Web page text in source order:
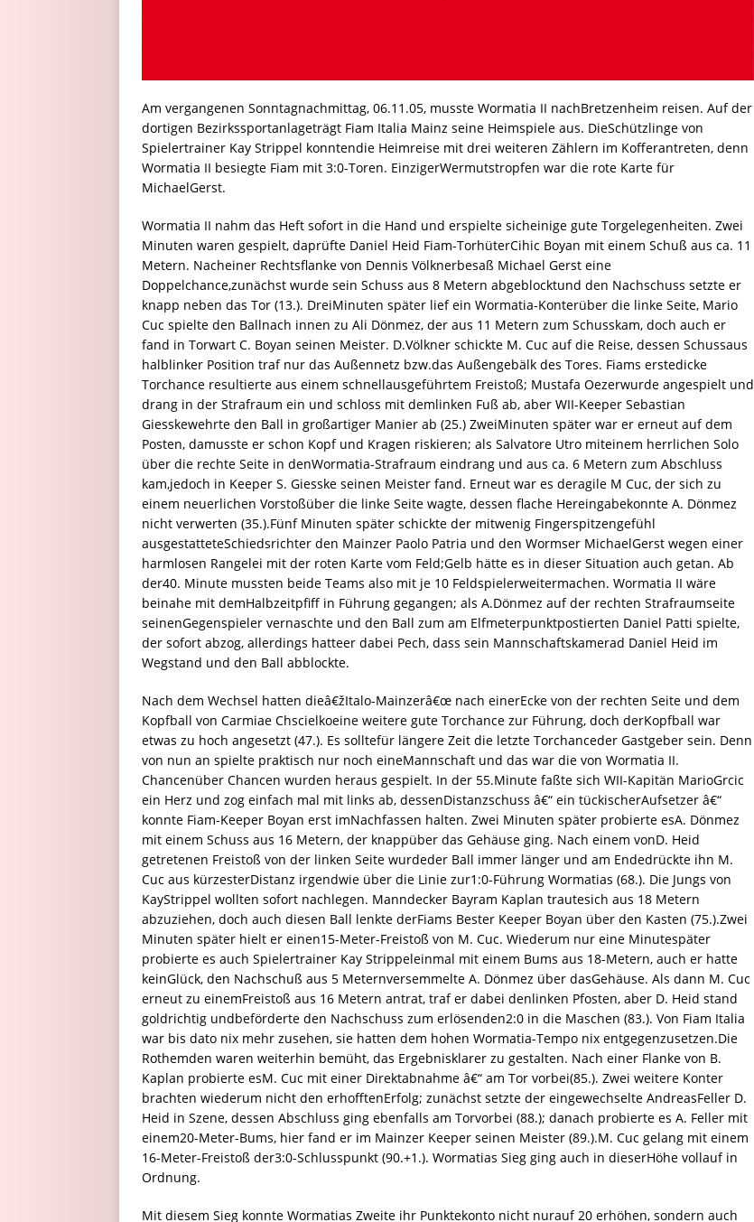
Am vergangenen Sonntagnachmittag, 06.11.05, musste Wormatia II nachBretzenheim reisen. Auf der
dortigen Bezirkssportanlageträgt Fiam Italia Mainz seine Heimspiele aus. DieSchützlinge von
Spielertrainer Kay Strippel konntendie Heimreise mit drei weiteren Zählern im Kofferantreten, denn
Wormatia II besiegte Fiam mit 3:0-Toren. EinzigerWermutstropfen war die rote Karte für
MichaelGerst.
Wormatia II nahm das Heft sofort in die Hand und erspielte sicheinige gute Torgelegenheiten. Zwei
Minuten waren gespielt, daprüfte Daniel Heid Fiam-TorhüterCihic Boyan mit einem Schuß aus ca. 11
Metern. Nacheiner Rechtsflanke von Dennis Völknerbesaß Michael Gerst eine
Doppelchance,zunächst wurde sein Schuss aus 8 Metern abgeblocktund den Nachschuss setzte er
knapp neben das Tor (13.). DreiMinuten später lief ein Wormatia-Konterüber die linke Seite, Mario
Cuc spielte den Ballnach innen zu Ali Dönmez, der aus 11 Metern zum Schusskam, doch auch er
fand in Torwart C. Boyan seinen Meister. D.Völkner schickte M. Cuc auf die Reise, dessen Schussaus
halblinker Position traf nur das Außennetz bzw.das Außengebälk des Tores. Fiams erstedicke
Torchance resultierte aus einem schnellausgeführtem Freistoß; Mustafa Oezerwurde angespielt und
drang in der Strafraum ein und schloss mit demlinken Fuß ab, aber WII-Keeper Sebastian
Giesskewehrte den Ball in großartiger Manier ab (25.) ZweiMinuten später war er erneut auf dem
Posten, damusste er schon Kopf und Kragen riskieren; als Salvatore Utro miteinem herrlichen Solo
über die rechte Seite in denWormatia-Strafraum eindrang und aus ca. 6 Metern zum Abschluss
kam,jedoch in Keeper S. Giesske seinen Meister fand. Erneut war es deragile M Cuc, der sich zu
einem neuerlichen Vorstoßüber die linke Seite wagte, dessen flache Hereingabekonnte A. Dönmez
nicht verwerten (35.).Fünf Minuten später schickte der mitwenig Fingerspitzengefühl
ausgestatteteSchiedsrichter den Mainzer Paolo Patria und den Wormser MichaelGerst wegen einer
harmlosen Rangelei mit der roten Karte vom Feld;Gelb hätte es in dieser Situation auch getan. Ab
der40. Minute mussten beide Teams also mit je 10 Feldspielerweitermachen. Wormatia II wäre
beinahe mit demHalbzeitpfiff in Führung gegangen; als A.Dönmez auf der rechten Strafraumseite
seinenGegenspieler vernaschte und den Ball zum am Elfmeterpunktpostierten Daniel Patti spielte,
der sofort abzog, allerdings hatteer dabei Pech, dass sein Mannschaftskamerad Daniel Heid im
Wegstand und den Ball abblockte.
Nach dem Wechsel hatten dieâ€žItalo-Mainzerâ€œ nach einerEcke von der rechten Seite und dem
Kopfball von Carmiae Chscielkoeine weitere gute Torchance zur Führung, doch derKopfball war
etwas zu hoch angesetzt (47.). Es solltefür längere Zeit die letzte Torchanceder Gastgeber sein. Denn
von nun an spielte praktisch nur noch eineMannschaft und das war die von Wormatia II.
Chancenüber Chancen wurden heraus gespielt. In der 55.Minute faßte sich WII-Kapitän MarioGrcic
ein Herz und zog einfach mal mit links ab, dessenDistanzschuss â€“ ein tückischerAufsetzer â€“
konnte Fiam-Keeper Boyan erst imNachfassen halten. Zwei Minuten später probierte esA. Dönmez
mit einem Schuss aus 16 Metern, der knappüber das Gehäuse ging. Nach einem vonD. Heid
getretenen Freistoß von der linken Seite wurdeder Ball immer länger und am Endedrückte ihn M.
Cuc aus kürzesterDistanz irgendwie über die Linie zur1:0-Führung Wormatias (68.). Die Jungs von
KayStrippel wollten sofort nachlegen. Manndecker Bayram Kaplan trautesich aus 18 Metern
abzuziehen, doch auch diesen Ball lenkte derFiams Bester Keeper Boyan über den Kasten (75.).Zwei
Minuten später hielt er einen15-Meter-Freistoß von M. Cuc. Wiederum nur eine Minutespäter
probierte es auch Spielertrainer Kay Strippeleinmal mit einem Bums aus 18-Metern, auch er hatte
keinGlück, den Nachschuß aus 5 Meternversemmelte A. Dönmez über dasGehäuse. Als dann M. Cuc
erneut zu einemFreistoß aus 16 Metern antrat, traf er dabei denlinken Pfosten, aber D. Heid stand
goldrichtig undbeförderte den Nachschuss zum erlösenden2:0 in die Maschen (83.). Von Fiam Italia
war bis dato nix mehr zusehen, sie hatten dem hohen Wormatia-Tempo nix entgegenzusetzen.Die
Rothemden waren weiterhin bemüht, das Ergebnisklarer zu gestalten. Nach einer Flanke von B.
Kaplan probierte esM. Cuc mit einer Direktabnahme â€“ am Tor vorbei(85.). Zwei weitere Konter
brachten wiederum nicht den erhofftenErfolg; zunächst setzte der eingewechselte AndreasFeller D.
Heid in Szene, dessen Abschluss ging ebenfalls am Torvorbei (88.); danach probierte es A. Feller mit
einem20-Meter-Bums, hier fand er im Mainzer Keeper seinen Meister (89.).M. Cuc gelang mit einem
16-Meter-Freistoß der3:0-Schlusspunkt (90.+1.). Wormatias Sieg ging auch in dieserHöhe vollauf in
Ordnung.
Mit diesem Sieg konnte Wormatias Zweite ihr Punktekonto nicht nurauf 20 erhöhen, sondern auch